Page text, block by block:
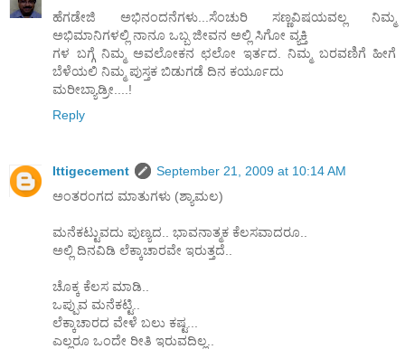
ಹೆಗಡೇಜಿ ಅಭಿನಂದನೆಗಳು...ಸೆಂಚುರಿ ಸಣ್ಣವಿಷಯವಲ್ಲ ನಿಮ್ಮ
ಅಭಿಮಾನಿಗಳಲ್ಲಿ ನಾನೂ ಒಬ್ಬ ಜೀವನ ಅಲ್ಲಿ ಸಿಗೋ ವ್ಯಕ್ತಿ
ಗಳ ಬಗ್ಗೆ ನಿಮ್ಮ ಅವಲೋಕನ ಛಲೋ ಇರ್ತದ. ನಿಮ್ಮ ಬರವಣಿಗೆ ಹೀಗೆ
ಬೆಳೆಯಲಿ ನಿಮ್ಮ ಪುಸ್ತಕ ಬಿಡುಗಡೆ ದಿನ ಕರ್ಯೂದು
ಮರೀಬ್ಯಾಡ್ರೀ....!
Reply
Ittigecement
September 21, 2009 at 10:14 AM
ಅಂತರಂಗದ ಮಾತುಗಳು (ಶ್ಯಾಮಲ)
ಮನೆಕಟ್ಟುವದು ಪುಣ್ಯದ.. ಭಾವನಾತ್ಮಕ ಕೆಲಸವಾದರೂ..
ಅಲ್ಲಿ ದಿನವಿಡಿ ಲೆಕ್ಕಾಚಾರವೇ ಇರುತ್ತದೆ..
ಚೊಕ್ಕ ಕೆಲಸ ಮಾಡಿ..
ಒಪ್ಪುವ ಮನೆಕಟ್ಟಿ..
ಲೆಕ್ಕಾಚಾರದ ವೇಳೆ ಬಲು ಕಷ್ಟ...
ಎಲ್ಲರೂ ಒಂದೇ ರೀತಿ ಇರುವದಿಲ್ಲ..